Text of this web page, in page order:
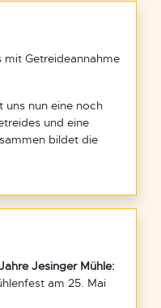
mit Getreideannahme
uns nun eine noch
und eine
bildet die
Jesinger Mühle:
am 25. Mai